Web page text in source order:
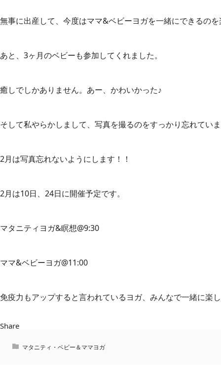
無事に出産して、今度はママ&ベビーヨガを一緒にできるの
あと、3ヶ月のベビーも参加してくれました。
癒しでしかありません。あー、かわいかった♪
そして私やらかしまして、写真を撮るのをすっかり忘れてい
2月は写真忘れないようにします！！
2月は10日、24日に開催予定です。
マタニティヨガ&瞑想@9:30
ママ&ベビーヨガ@11:00
免疫力もアップすると言われているヨガ、みんなで一緒に楽
Share
マタニティ・ベビー＆ママヨガ